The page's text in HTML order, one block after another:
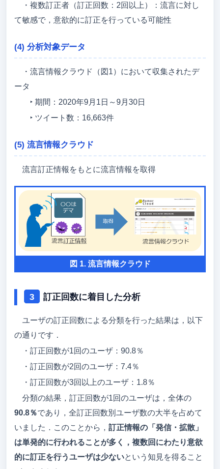
・複数訂正者（訂正回数：2回以上）：流言に対し
て敏感で，意欲的に訂正を行っている可能性
(4) 分析対象データ
・流言情報クラウド（図1）において収集されたデ
ータ
‣ 期間：2020年9月1日～9月30日
‣ ツイート数：16,663件
(5) 流言情報クラウド
流言訂正情報をもとに流言情報を取得
図 1. 流言情報クラウド
訂正回数に着目した分析
ユーザの訂正回数による分類を行った結果は，以下
の通りです．
・訂正回数が1回のユーザ：90.8％
・訂正回数が2回のユーザ：7.4％
・訂正回数が3回以上のユーザ：1.8％
分類の結果，訂正回数が1回のユーザは，全体の
90.8％であり，全訂正回数別ユーザ数の大半を占めて
いました．このことから， 訂正情報の「発信・拡散」
は単発的に行われることが多く，複数回にわたり意欲
的に訂正を行うユーザは少ないという知見を得ること